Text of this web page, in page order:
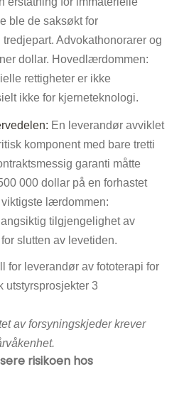
ble de saksøkt for
Advokathonorarer og
dollar. Hovedlærdommen:
rettigheter er ikke
ikke for kjerneteknologi.
En leverandør avviklet
komponent med bare tretti
garanti måtte
000 dollar på en forhastet
lærdommen:
tilgjengelighet av
slutten av levetiden.
av forsyningskjeder krever
risikoen hos